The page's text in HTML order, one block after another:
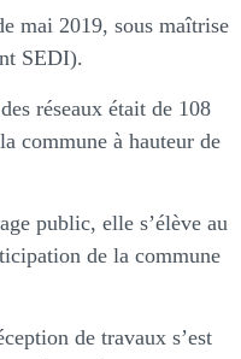
mai 2019, sous maîtrise
SEDI).
réseaux était de 108
commune à hauteur de
public, elle s’élève au
de la commune
de travaux s’est